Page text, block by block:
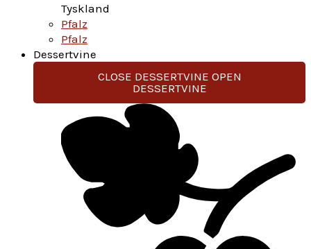
Tyskland
Pfalz
Pfalz
Dessertvine
CLOSE DESSERTVINE OPEN
DESSERTVINE